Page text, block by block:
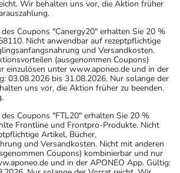
Wir behalten uns vor, die Aktion früher
Coupons "Canergy20" erhalten Sie 20 %
Nicht anwendbar auf rezeptpflichtige
und Versandkosten.
(ausgenommen Coupons)
einzulösen unter www.aponeo.de und in der
03.08.2026 bis 31.08.2026. Nur solange der
uns vor, die Aktion früher zu beenden.
Coupons "FTL20" erhalten Sie 20 %
Frontline und Frontpro-Produkte. Nicht
Artikel, Bücher,
und Versandkosten. Nicht mit anderen
Coupons) kombinierbar und nur
und in der APONEO App. Gültig: